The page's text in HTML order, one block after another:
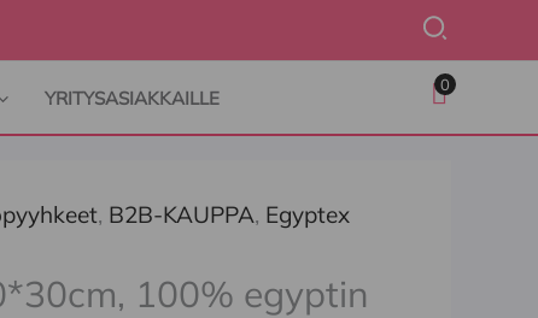
Hae
YRITYSASIAKKAILLE
0
, B2B-KAUPPA, Egyptex
100% egyptin